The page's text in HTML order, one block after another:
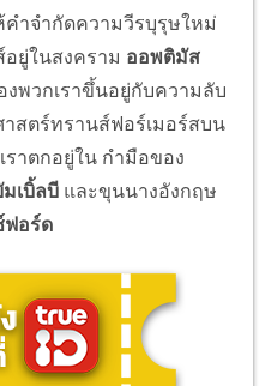
ำจำกัดความวีรบุรุษใหม่
ยู่ในสงคราม ออพติมัส
พวกเราขึ้นอยู่กับความลับ
สตร์ทรานส์ฟอร์เมอร์สบน
าตกอยู่ใน กำมือของ
มเบิ้ลบี และขุนนางอังกฤษ
ฟอร์ด